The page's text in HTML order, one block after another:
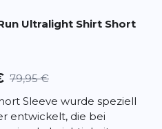
Ultralight Shirt Short
79,95 €
Sleeve wurde speziell
entwickelt, die bei